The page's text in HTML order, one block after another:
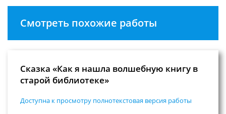
Смотреть похожие работы
Сказка «Как я нашла волшебную книгу в
старой библиотеке»
Доступна к просмотру полнотекстовая версия работы